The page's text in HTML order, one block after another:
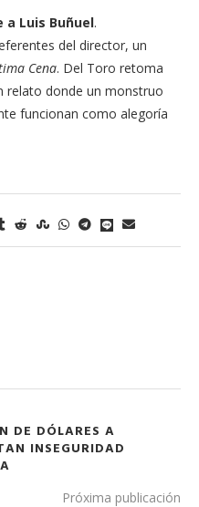
Luis Buñuel.
del director, un
Cena. Del Toro retoma
relato donde un monstruo
funcionan como alegoría
DE DÓLARES A
INSEGURIDAD
Próxima publicación